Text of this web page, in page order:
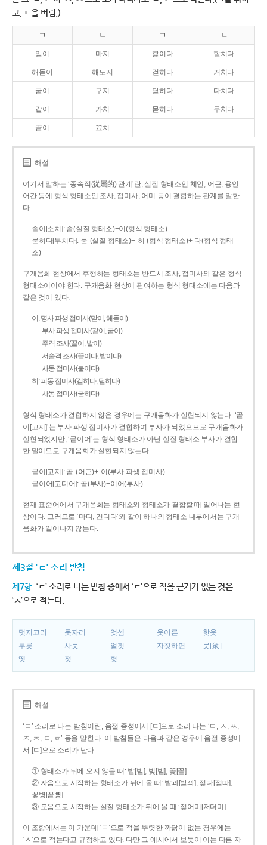
고, ㄴ을 버림.)
ㄱ ㄴ ㄱ ㄴ
맏이 마지 핥이다 할치다
해돋이 해도지 걷히다 거치다
굳이 구지 닫히다 다치다
같이 가치 묻히다 무치다
끝이 끄치
해설
여기서 말하는 ‘종속적(從屬的) 관계’란, 실질 형태소인 체언, 어근, 용언
어간 등에 형식 형태소인 조사, 접미사, 어미 등이 결합하는 관계를 말한
다.
솥이[소치]: 솥(실질 형태소)+이(형식 형태소)
묻히다[무치다]: 묻­-(실질 형태소)+­-히­-(형식 형태소)+-다(형식 형태
소)
구개음화 현상에서 후행하는 형태소는 반드시 조사, 접미사와 같은 형식
형태소이어야 한다. 구개음화 현상에 관여하는 형식 형태소에는 다음과
같은 것이 있다.
이: 명사 파생 접미사(맏이, 해돋이)
부사 파생 접미사(같이, 굳이)
주격 조사(끝이, 밭이)
서술격 조사(끝이다, 밭이다)
사동 접미사(붙이다)
히: 피동 접미사(걷히다, 닫히다)
사동 접미사(굳히다)
형식 형태소가 결합하지 않은 경우에는 구개음화가 실현되지 않는다. ‘곧
이[고지]’는 부사 파생 접미사가 결합하여 부사가 되었으므로 구개음화가
실현되었지만, ‘곧이어’는 형식 형태소가 아닌 실질 형태소 부사가 결합
한 말이므로 구개음화가 실현되지 않는다.
곧이[고지]: 곧-­(어근)+­-이(부사 파생 접미사)
곧이어[고디어]: 곧(부사)+이어(부사)
현재 표준어에서 구개음화는 형태소와 형태소가 결합할 때 일어나는 현
상이다. 그러므로 ‘마디, 견디다’와 같이 하나의 형태소 내부에서는 구개
음화가 일어나지 않는다.
제3절 'ㄷ' 소리 받침
제7항 ‘ㄷ’ 소리로 나는 받침 중에서 ‘ㄷ’으로 적을 근거가 없는 것은
‘ㅅ’으로 적는다.
덧저고리 돗자리 엇셈 웃어른
핫옷
무릇
사뭇 얼핏 자칫하면
뭇[衆]
옛
첫 헛
해설
‘ㄷ’ 소리로 나는 받침이란, 음절 종성에서 [ㄷ]으로 소리 나는 ‘ㄷ, ㅅ, ㅆ,
ㅈ, ㅊ, ㅌ, ㅎ’ 등을 말한다. 이 받침들은 다음과 같은 경우에 음절 종성에
서 [ㄷ]으로 소리가 난다.
① 형태소가 뒤에 오지 않을 때: 밭[받], 빚[빋], 꽃[꼳]
② 자음으로 시작하는 형태소가 뒤에 올 때: 밭과[받꽈], 젖다[젇따],
꽃병[꼳뼝]
③ 모음으로 시작하는 실질 형태소가 뒤에 올 때: 젖어미[저더미]
이 조항에서는 이 가운데 ‘ㄷ’으로 적을 뚜렷한 까닭이 없는 경우에는
‘ㅅ’으로 적는다고 규정하고 있다. 다만 그 예시에서 보듯이 이는 다른 자